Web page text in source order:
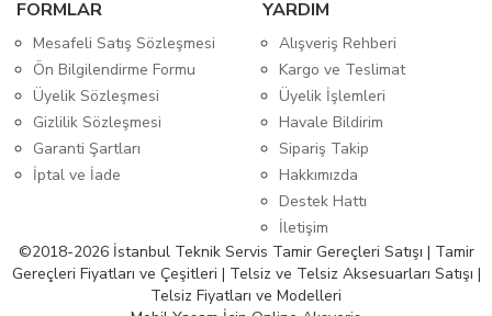
FORMLAR
Mesafeli Satış Sözleşmesi
Ön Bilgilendirme Formu
Üyelik Sözleşmesi
Gizlilik Sözleşmesi
Garanti Şartları
İptal ve İade
YARDIM
Alışveriş Rehberi
Kargo ve Teslimat
Üyelik İşlemleri
Havale Bildirim
Sipariş Takip
Hakkımızda
Destek Hattı
İletişim
©2018-2026 İstanbul Teknik Servis Tamir Gereçleri Satışı | Tamir
Gereçleri Fiyatları ve Çeşitleri | Telsiz ve Telsiz Aksesuarları Satışı |
Telsiz Fiyatları ve Modelleri